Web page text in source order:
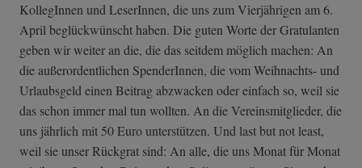
KollegInnen und LeserInnen, die uns zum Vierjährigen am 6.
April beglückwünscht haben. Die guten Worte der Gratulanten
geben wir weiter an die, die das seitdem möglich machen: An
die außerordentlichen SpenderInnen, die vom Weihnachts- und
Urlaubsgeld einen Beitrag abzwacken oder einfach so, weil sie
das schon immer mal tun wollten. An die Vereinsmitglieder, die
uns jährlich mit 50 Euro unterstützen. Und last but not least,
weil sie unser Rückgrat sind: An alle, die uns Monat für Monat